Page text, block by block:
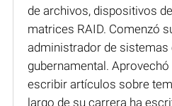
de archivos, dispositivos
matrices RAID. Comenzó
administrador de sistemas
gubernamental.
escribir artículos sobre
largo de su carrera ha